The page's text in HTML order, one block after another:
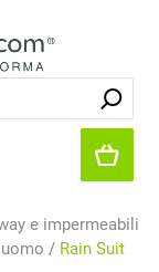
e impermeabili
/ Rain Suit